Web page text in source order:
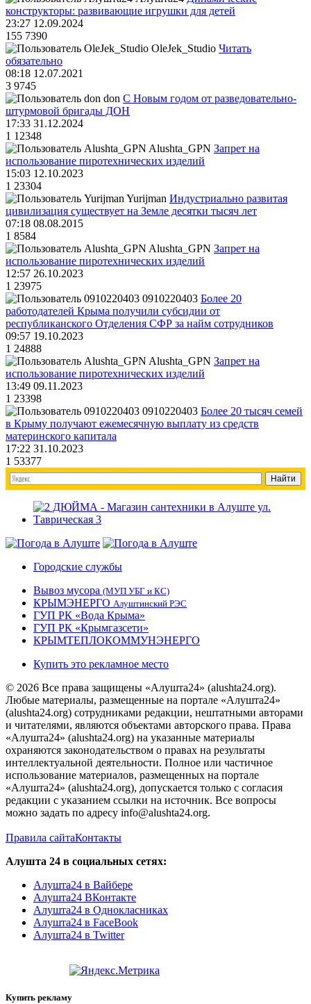
конструкторы: развивающие игрушки для детей
23:27 12.09.2024
155 7390
OleJek_Studio Читать
обязательно
08:18 12.07.2021
3 9745
don С Новым годом от разведовательно-
штурмовой бригады ДОН
17:33 31.12.2024
1 12348
Alushta_GPN Запрет на
использование пиротехнических изделий
15:03 12.10.2023
1 23304
Yurijman Индустриально развитая
цивилизация существует на Земле десятки тысяч лет
07:18 08.08.2015
1 8584
Alushta_GPN Запрет на
использование пиротехнических изделий
12:57 26.10.2023
1 23975
0910220403 Более 20
работодателей Крыма получили субсидии от
республиканского Отделения СФР за найм сотрудников
09:57 19.10.2023
1 24888
Alushta_GPN Запрет на
использование пиротехнических изделий
13:49 09.11.2023
1 23398
0910220403 Более 20 тысяч семей
в Крыму получают ежемесячную выплату из средств
материнского капитала
17:22 31.10.2023
1 53377
Городские службы
Вывоз мусора (МУП УБГ и КС)
КРЫМЭНЕРГО Алуштинский РЭС
ГУП РК «Вода Крыма»
ГУП РК «Крымгазсети»
КРЫМТЕПЛОКОММУНЭНЕРГО
Купить это рекламное место
© 2026 Все права защищены «Алушта24» (alushta24.org).
Любые материалы, размещенные на портале «Алушта24»
(alushta24.org) сотрудниками редакции, нештатными авторами
и читателями, являются объектами авторского права. Права
«Алушта24» (alushta24.org) на указанные материалы
охраняются законодательством о правах на результаты
интеллектуальной деятельности. Полное или частичное
использование материалов, размещенных на портале
«Алушта24» (alushta24.org), допускается только с согласия
редакции с указанием ссылки на источник. Все вопросы
можно задать по адресу info@alushta24.org.
Правила сайтаКонтакты
Алушта 24 в социальных сетях:
Алушта24 в Вайбере
Алушта24 ВКонтакте
Алушта24 в Однокласниках
Алушта24 в FaceBook
Алушта24 в Twitter
Купить рекламу